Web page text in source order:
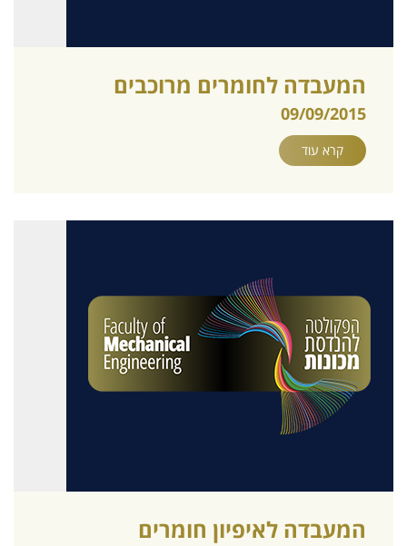
המעבדה לחומרים מרוכבים
09/09/2015
קרא עוד
המעבדה לאיפיון חומרים